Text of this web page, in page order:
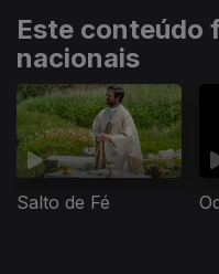
Este conteúdo
nacionais
Salto de Fé